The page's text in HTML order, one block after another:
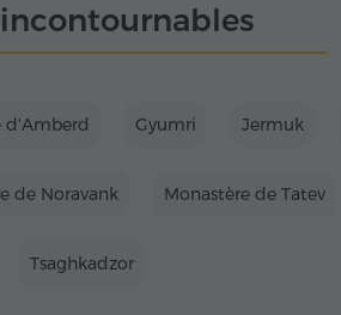
d'Amberd Gyumri Jermuk
de Noravank Monastère de Tatev
Tsaghkadzor